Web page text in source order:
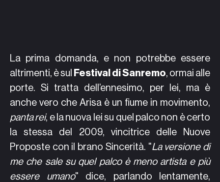
La prima domanda, e non potrebbe essere
altrimenti, è sul Festival di Sanremo, ormai alle
porte. Si tratta dell’ennesimo, per lei, ma è
anche vero che Arisa è un fiume in movimento,
panta rei, e la nuova lei su quel palco non è certo
la stessa del 2009, vincitrice delle Nuove
Proposte con il brano Sincerità. "La versione di
me che sale su quel palco è meno artista e più
essere umano" dice, parlando lentamente,